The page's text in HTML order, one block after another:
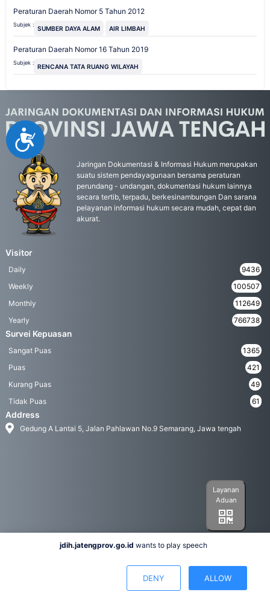
Accessibility
Peraturan Daerah Nomor 5 Tahun 2012
Subjek : SUMBER DAYA ALAM AIR LIMBAH
Peraturan Daerah Nomor 16 Tahun 2019
Subjek : RENCANA TATA RUANG WILAYAH
Jaringan Dokumentasi & Informasi Hukum merupakan
suatu sistem pendayagunaan bersama peraturan
perundang - undangan, dokumentasi hukum lainnya
secara tertib, terpadu, berkesinambungan Dan sarana
pelayanan informasi hukum secara mudah, cepat dan
akurat.
Visitor
Daily
9436
Weekly
100507
Monthly
112649
Yearly
766738
Survei Kepuasan
Sangat Puas
1365
Puas
421
Kurang Puas
49
Tidak Puas
61
Address
Gedung A Lantai 5, Jalan Pahlawan No.9 Semarang, Jawa tengah
Layanan
Aduan
Hak Cipta 2022© Biro Hukum Pemerintah Provinsi Jawa Tengah
jdih.jatengprov.go.id wants to play speech
DENY ALLOW